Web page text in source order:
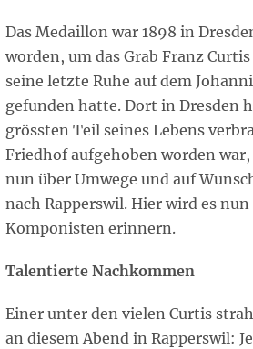
Das Medaillon war 1898 in
worden, um das Grab Franz
seine letzte Ruhe auf dem
gefunden hatte. Dort in Dresden
grössten Teil seines Lebens
Friedhof aufgehoben worden
nun über Umwege und auf
nach Rapperswil. Hier wird es nun
Komponisten erinnern.
Talentierte Nachkommen
Einer unter den vielen Curtis
an diesem Abend in Rapperswil: